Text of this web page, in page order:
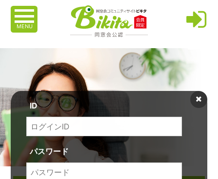
MENU
ID
パスワード